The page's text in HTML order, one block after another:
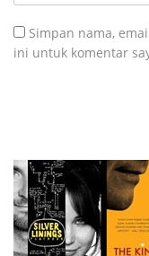
Simpan nama,
ini untuk komentar